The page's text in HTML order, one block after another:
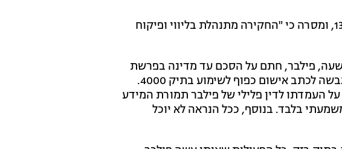
מוקדם יותר, המשטרה אישרה הערב את הפרסום בחדשות 13, ומסרה כי "החקירה מתנהלת בליווי ופיקוח
פילבר, חתם על הסכם עד מדינה בפרשת
"בזק" שטלטלה את המדינה והמערכת הפוליטית ולימים התגבשה לכתב אישום כפוף לשימוע בתיק 4000.
העמדתו לדין פלילי של פילבר תמורת המידע
בלבד. בנוסף, ככל הנראה לא יוכל